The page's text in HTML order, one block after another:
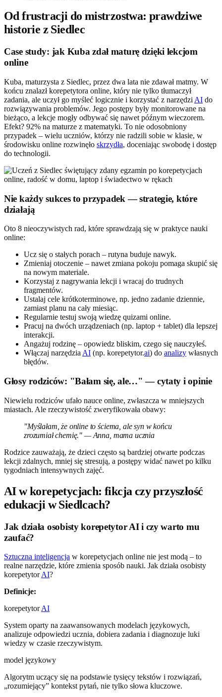
Od frustracji do mistrzostwa: prawdziwe
historie z Siedlec
Case study: jak Kuba zdał maturę dzięki lekcjom
online
Kuba, maturzysta z Siedlec, przez dwa lata nie zdawał matmy. W
końcu znalazł korepetytora online, który nie tylko tłumaczył
zadania, ale uczył go myśleć logicznie i korzystać z narzędzi AI do
rozwiązywania problemów. Jego postępy były monitorowane na
bieżąco, a lekcje mogły odbywać się nawet późnym wieczorem.
Efekt? 92% na maturze z matematyki. To nie odosobniony
przypadek – wielu uczniów, którzy nie radzili sobie w klasie, w
środowisku online rozwinęło skrzydła, doceniając swobodę i dostęp
do technologii.
Nie każdy sukces to przypadek — strategie, które
działają
Oto 8 nieoczywistych rad, które sprawdzają się w praktyce nauki
online:
Ucz się o stałych porach – rutyna buduje nawyk.
Zmieniaj otoczenie – nawet zmiana pokoju pomaga skupić się
na nowym materiale.
Korzystaj z nagrywania lekcji i wracaj do trudnych
fragmentów.
Ustalaj cele krótkoterminowe, np. jedno zadanie dziennie,
zamiast planu na cały miesiąc.
Regularnie testuj swoją wiedzę quizami online.
Pracuj na dwóch urządzeniach (np. laptop + tablet) dla lepszej
interakcji.
Angażuj rodzinę – opowiedz bliskim, czego się nauczyłeś.
Włączaj narzędziaAI (np. korepetytor.ai) do analizy własnych
błędów.
Głosy rodziców: "Bałam się, ale…" — cytaty i opinie
Niewielu rodziców ufało nauce online, zwłaszcza w mniejszych
miastach. Ale rzeczywistość zweryfikowała obawy:
"Myślałam, że online to ściema, ale syn w końcu
zrozumiał chemię." — Anna, mama ucznia
Rodzice zauważają, że dzieci często są bardziej otwarte podczas
lekcji zdalnych, mniej się stresują, a postępy widać nawet po kilku
tygodniach intensywnych zajęć.
AI w korepetycjach: fikcja czy przyszłość
edukacji w Siedlcach?
Jak działa osobisty korepetytor AI i czy warto mu
zaufać?
Sztuczna inteligencja w korepetycjach online nie jest modą – to
realne narzędzie, które zmienia sposób nauki. Jak działa osobisty
korepetytorAI?
Definicje:
korepetytorAI
System oparty na zaawansowanych modelach językowych,
analizuje odpowiedzi ucznia, dobiera zadania i diagnozuje luki
wiedzy w czasie rzeczywistym.
model językowy
Algorytm uczący się na podstawie tysięcy tekstów i rozwiązań,
„rozumiejący” kontekst pytań, nie tylko słowa kluczowe.